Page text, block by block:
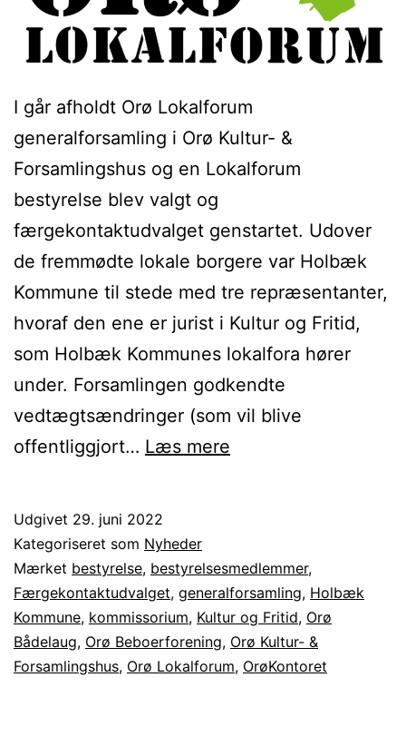
I går afholdt Orø Lokalforum
generalforsamling i Orø Kultur- &
Forsamlingshus og en Lokalforum
bestyrelse blev valgt og
færgekontaktudvalget genstartet. Udover
de fremmødte lokale borgere var Holbæk
Kommune til stede med tre repræsentanter,
hvoraf den ene er jurist i Kultur og Fritid,
som Holbæk Kommunes lokalfora hører
under. Forsamlingen godkendte
vedtægtsændringer (som vil blive
offentliggjort… Læs mere
er
i
gang
igen
Udgivet 29. juni 2022
Kategoriseret som Nyheder
Mærket bestyrelse, bestyrelsesmedlemmer,
Færgekontaktudvalget, generalforsamling, Holbæk
Kommune, kommissorium, Kultur og Fritid, Orø
Bådelaug, Orø Beboerforening, Orø Kultur- &
Forsamlingshus, Orø Lokalforum, OrøKontoret